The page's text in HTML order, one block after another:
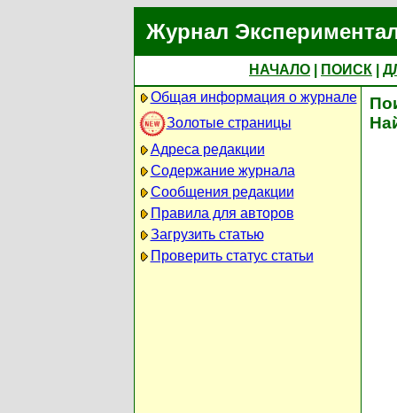
Журнал
НАЧАЛО ПОИСК
Общая информация о журнале
Золотые страницы
Адреса редакции
Содержание журнала
Сообщения редакции
Правила для авторов
Загрузить статью
Проверить статус статьи